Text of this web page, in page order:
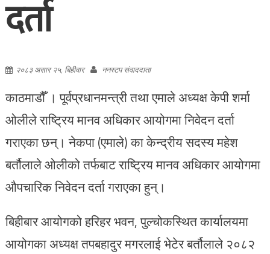
दर्ता
२०८३ असार २५, बिहीवार ननस्टप संवाददाता
काठमाडौँ । पूर्वप्रधानमन्त्री तथा एमाले अध्यक्ष केपी शर्मा
ओलीले राष्ट्रिय मानव अधिकार आयोगमा निवेदन दर्ता
गराएका छन्। नेकपा (एमाले) का केन्द्रीय सदस्य महेश
बर्तौलाले ओलीको तर्फबाट राष्ट्रिय मानव अधिकार आयोगमा
औपचारिक निवेदन दर्ता गराएका हुन्।
बिहीबार आयोगको हरिहर भवन, पुल्चोकस्थित कार्यालयमा
आयोगका अध्यक्ष तपबहादुर मगरलाई भेटेर बर्तौलाले २०८२